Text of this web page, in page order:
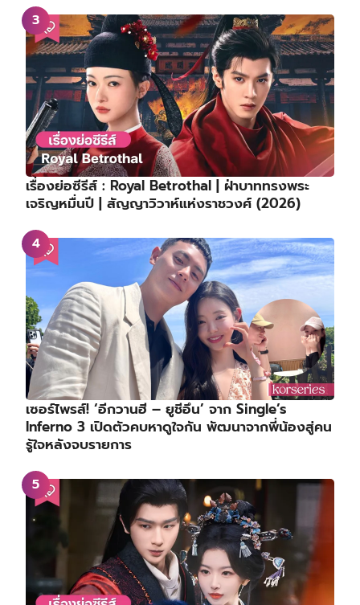
เรื่องย่อซีรีส์ : Royal Betrothal | ฝ่าบาททรงพระ
เจริญหมื่นปี | สัญญาวิวาห์แห่งราชวงศ์ (2026)
เซอร์ไพรส์! ‘อีกวานฮี – ยูชีอึน’ จาก Single’s
Inferno 3 เปิดตัวคบหาดูใจกัน พัฒนาจากพี่น้องสู่คน
รู้ใจหลังจบรายการ